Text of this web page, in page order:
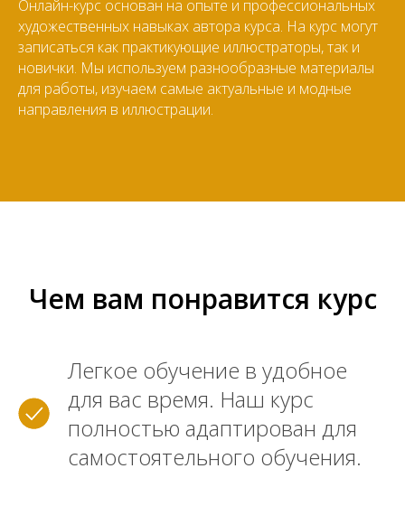
Онлайн-курс основан на опыте и профессиональных
художественных навыках автора курса. На курс могут
записаться как практикующие иллюстраторы, так и
новички. Мы используем разнообразные материалы
для работы, изучаем самые актуальные и модные
направления в иллюстрации.
Чем вам понравится курс
Легкое обучение в удобное
для вас время. Наш курс
полностью адаптирован для
самостоятельного обучения.